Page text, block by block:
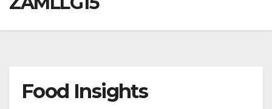
Food Insights